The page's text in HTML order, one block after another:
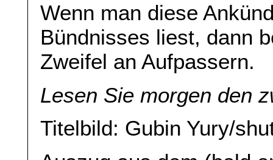
Wenn man diese
Bündnisses liest, dann
Zweifel an Aufpassern.
Lesen Sie morgen den
Titelbild: Gubin Yury/